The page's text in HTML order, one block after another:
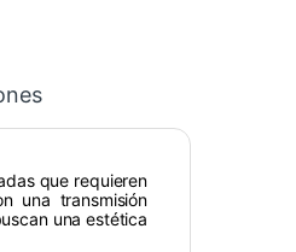
que requieren
una transmisión
una estética